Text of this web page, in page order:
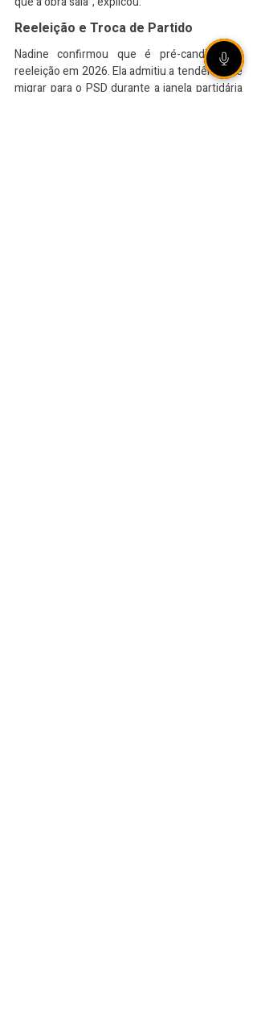
Reeleição e Troca de Partido
Nadine confirmou que é pré-candidata à
reeleição em 2026. Ela admitiu a tendência de
migrar para o PSD durante a janela partidária